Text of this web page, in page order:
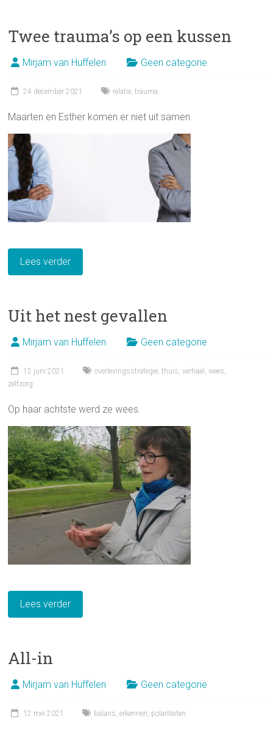
Twee trauma’s op een kussen
Mirjam van Huffelen Geen categorie
24 december 2021 relatie ,trauma
Maarten en Esther komen er niet uit samen.
Lees verder
Uit het nest gevallen
Mirjam van Huffelen Geen categorie
12 juni 2021 overlevingsstrategie ,thuis ,verhaal ,wees
zelfzorg
Op haar achtste werd ze wees.
Lees verder
All-in
Mirjam van Huffelen Geen categorie
12 mei 2021 balans ,erkennen polariteiten